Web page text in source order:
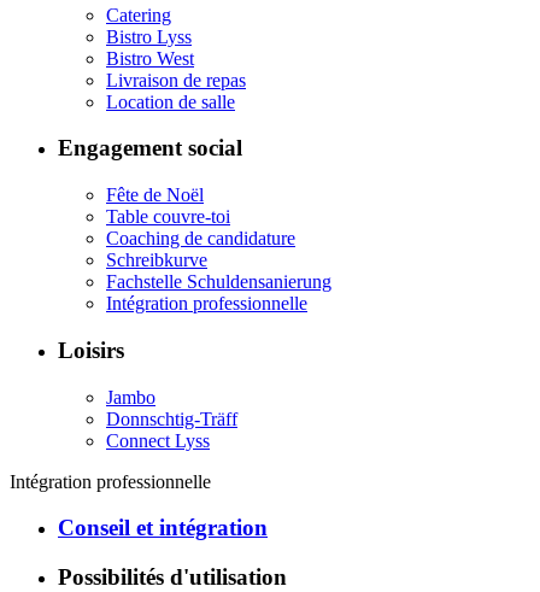
Catering
Bistro Lyss
Bistro West
Livraison de repas
Location de salle
Engagement social
Fête de Noël
Table couvre-toi
Coaching de candidature
Schreibkurve
Fachstelle Schuldensanierung
Intégration professionnelle
Loisirs
Jambo
Donnschtig-Träff
Connect Lyss
Intégration professionnelle
Conseil et intégration
Possibilités d'utilisation